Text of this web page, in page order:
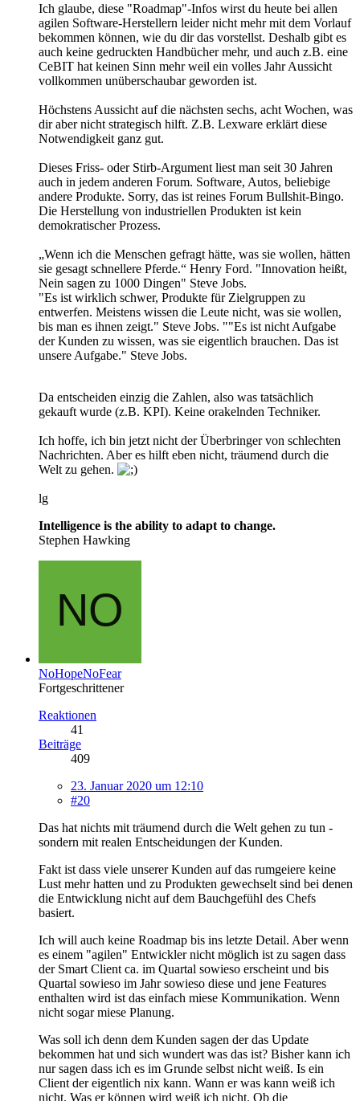
Ich glaube, diese "Roadmap"-Infos wirst du heute bei allen
agilen Software-Herstellern leider nicht mehr mit dem Vorlauf
bekommen können, wie du dir das vorstellst. Deshalb gibt es
auch keine gedruckten Handbücher mehr, und auch z.B. eine
CeBIT hat keinen Sinn mehr weil ein volles Jahr Aussicht
vollkommen unüberschaubar geworden ist.
Höchstens Aussicht auf die nächsten sechs, acht Wochen, was
dir aber nicht strategisch hilft. Z.B. Lexware erklärt diese
Notwendigkeit ganz gut.
Dieses Friss- oder Stirb-Argument liest man seit 30 Jahren
auch in jedem anderen Forum. Software, Autos, beliebige
andere Produkte. Sorry, das ist reines Forum Bullshit-Bingo.
Die Herstellung von industriellen Produkten ist kein
demokratischer Prozess.
„Wenn ich die Menschen gefragt hätte, was sie wollen, hätten
sie gesagt schnellere Pferde.“ Henry Ford. "Innovation heißt,
Nein sagen zu 1000 Dingen" Steve Jobs.
"Es ist wirklich schwer, Produkte für Zielgruppen zu
entwerfen. Meistens wissen die Leute nicht, was sie wollen,
bis man es ihnen zeigt." Steve Jobs. ""Es ist nicht Aufgabe
der Kunden zu wissen, was sie eigentlich brauchen. Das ist
unsere Aufgabe." Steve Jobs.
Da entscheiden einzig die Zahlen, also was tatsächlich
gekauft wurde (z.B. KPI). Keine orakelnden Techniker.
Ich hoffe, ich bin jetzt nicht der Überbringer von schlechten
Nachrichten. Aber es hilft eben nicht, träumend durch die
Welt zu gehen.
lg
Intelligence is the ability to adapt to change.
Stephen Hawking
NoHopeNoFear
Fortgeschrittener
Reaktionen
41
Beiträge
409
23. Januar 2020 um 12:10
#20
Das hat nichts mit träumend durch die Welt gehen zu tun -
sondern mit realen Entscheidungen der Kunden.
Fakt ist dass viele unserer Kunden auf das rumgeiere keine
Lust mehr hatten und zu Produkten gewechselt sind bei denen
die Entwicklung nicht auf dem Bauchgefühl des Chefs
basiert.
Ich will auch keine Roadmap bis ins letzte Detail. Aber wenn
es einem "agilen" Entwickler nicht möglich ist zu sagen dass
der Smart Client ca. im Quartal sowieso erscheint und bis
Quartal sowieso im Jahr sowieso diese und jene Features
enthalten wird ist das einfach miese Kommunikation. Wenn
nicht sogar miese Planung.
Was soll ich denn dem Kunden sagen der das Update
bekommen hat und sich wundert was das ist? Bisher kann ich
nur sagen dass ich es im Grunde selbst nicht weiß. Is ein
Client der eigentlich nix kann. Wann er was kann weiß ich
nicht. Was er können wird weiß ich nicht. Ob die